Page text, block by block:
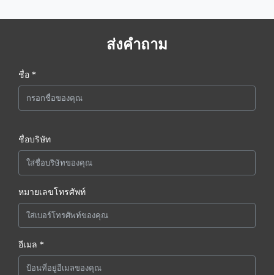
ส่งคำถาม
ชื่อ *
ชื่อบริษัท
หมายเลขโทรศัพท์
อีเมล *